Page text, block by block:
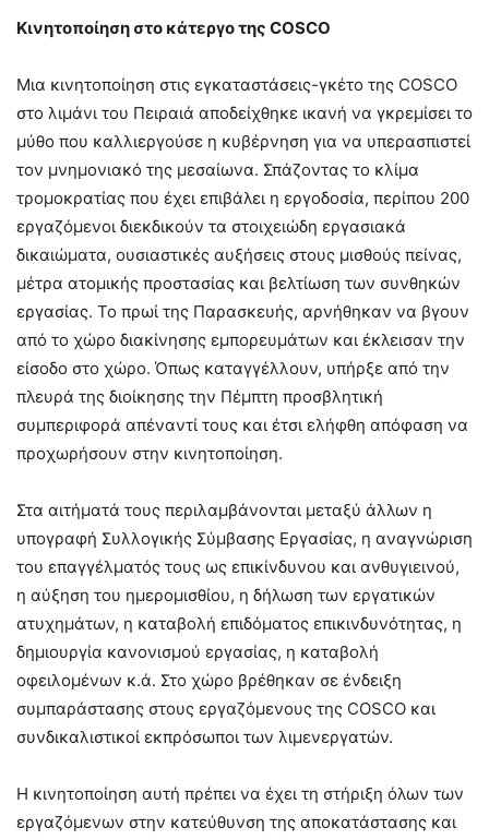
Κινητοποίηση στο κάτεργο της COSCO
Μια κινητοποίηση στις εγκαταστάσεις-γκέτο της COSCO
στο λιμάνι του Πειραιά αποδείχθηκε ικανή να γκρεμίσει το
μύθο που καλλιεργούσε η κυβέρνηση για να υπερασπιστεί
τον μνημονιακό της μεσαίωνα. Σπάζοντας το κλίμα
τρομοκρατίας που έχει επιβάλει η εργοδοσία, περίπου 200
εργαζόμενοι διεκδικούν τα στοιχειώδη εργασιακά
δικαιώματα, ουσιαστικές αυξήσεις στους μισθούς πείνας,
μέτρα ατομικής προστασίας και βελτίωση των συνθηκών
εργασίας. Το πρωί της Παρασκευής, αρνήθηκαν να βγουν
από το χώρο διακίνησης εμπορευμάτων και έκλεισαν την
είσοδο στο χώρο. Όπως καταγγέλλουν, υπήρξε από την
πλευρά της διοίκησης την Πέμπτη προσβλητική
συμπεριφορά απέναντί τους και έτσι ελήφθη απόφαση να
προχωρήσουν στην κινητοποίηση.
Στα αιτήματά τους περιλαμβάνονται μεταξύ άλλων η
υπογραφή Συλλογικής Σύμβασης Εργασίας, η αναγνώριση
του επαγγέλματός τους ως επικίνδυνου και ανθυγιεινού,
η αύξηση του ημερομισθίου, η δήλωση των εργατικών
ατυχημάτων, η καταβολή επιδόματος επικινδυνότητας, η
δημιουργία κανονισμού εργασίας, η καταβολή
οφειλομένων κ.ά. Στο χώρο βρέθηκαν σε ένδειξη
συμπαράστασης στους εργαζόμενους της COSCO και
συνδικαλιστικοί εκπρόσωποι των λιμενεργατών.
Η κινητοποίηση αυτή πρέπει να έχει τη στήριξη όλων των
εργαζόμενων στην κατεύθυνση της αποκατάστασης και